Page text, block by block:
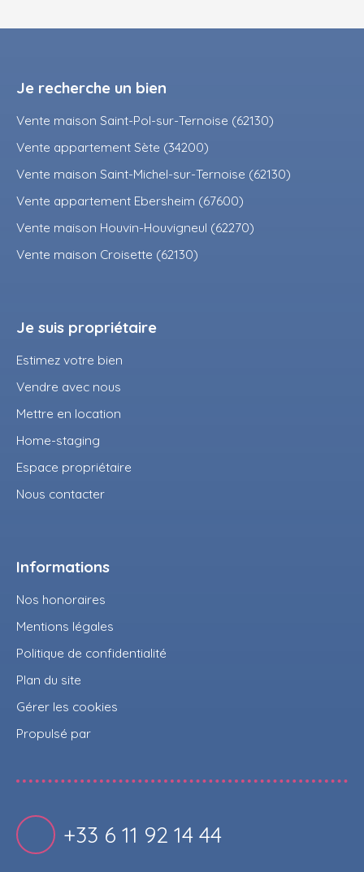
Je recherche un bien
Vente maison Saint-Pol-sur-Ternoise (62130)
Vente appartement Sète (34200)
Vente maison Saint-Michel-sur-Ternoise (62130)
Vente appartement Ebersheim (67600)
Vente maison Houvin-Houvigneul (62270)
Vente maison Croisette (62130)
Je suis propriétaire
Estimez votre bien
Vendre avec nous
Mettre en location
Home-staging
Espace propriétaire
Nous contacter
Informations
Nos honoraires
Mentions légales
Politique de confidentialité
Plan du site
Gérer les cookies
Propulsé par
+33 6 11 92 14 44